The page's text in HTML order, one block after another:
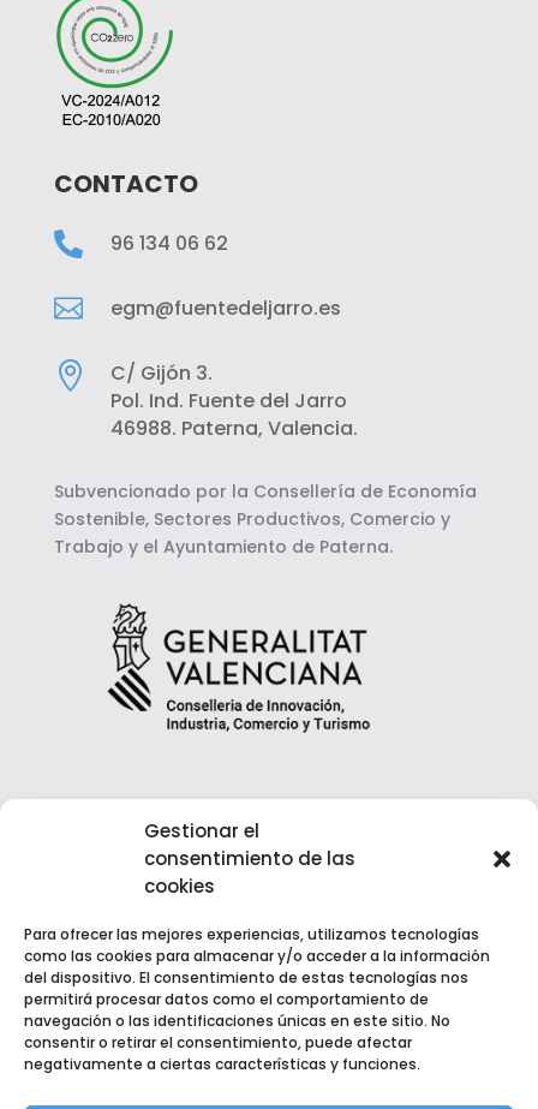
Gestionar el
consentimiento de las
cookies
Para ofrecer las mejores experiencias, utilizamos tecnologías
como las cookies para almacenar y/o acceder a la información
del dispositivo. El consentimiento de estas tecnologías nos
permitirá procesar datos como el comportamiento de
navegación o las identificaciones únicas en este sitio. No
consentir o retirar el consentimiento, puede afectar
negativamente a ciertas características y funciones.
CONTACTO
 96 134 06 62
 egm@fuentedeljarro.es

C/ Gijón 3.
Pol. Ind. Fuente del Jarro
46988. Paterna, Valencia.
Subvencionado por la Consellería de Economía
Sostenible, Sectores Productivos, Comercio y
Trabajo y el Ayuntamiento de Paterna.
Copyright © 2022 EGM Fuente del Jarro | Desarrollado por
Kultea Comunicación